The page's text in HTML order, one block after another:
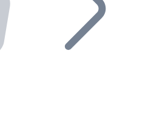
no seu ecossistema.
de revendedores e comercialize
do seu projeto ao nosso serviço de